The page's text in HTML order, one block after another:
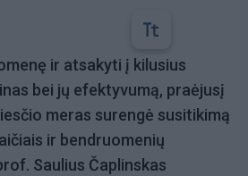
ir atsakyti į kilusius
bei jų efektyvumą, praėjusį
meras surengė susitikimą
ir bendruomenių
Saulius Čaplinskas